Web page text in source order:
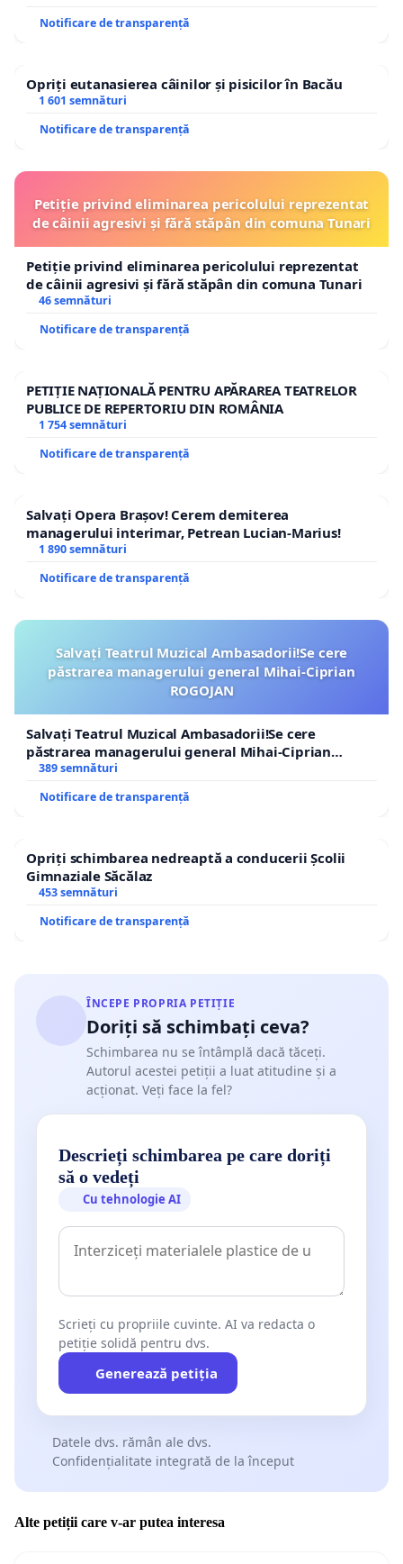
Notificare de transparență
Opriți eutanasierea câinilor și pisicilor în Bacău
1 601 semnături
Notificare de transparență
Petiție privind eliminarea pericolului reprezentat
de câinii agresivi și fără stăpân din comuna Tunari
Petiție privind eliminarea pericolului reprezentat
de câinii agresivi și fără stăpân din comuna Tunari
46 semnături
Notificare de transparență
PETIȚIE NAȚIONALĂ PENTRU APĂRAREA TEATRELOR
PUBLICE DE REPERTORIU DIN ROMÂNIA
1 754 semnături
Notificare de transparență
Salvați Opera Brașov! Cerem demiterea
managerului interimar, Petrean Lucian-Marius!
1 890 semnături
Notificare de transparență
Salvați Teatrul Muzical Ambasadorii!Se cere
păstrarea managerului general Mihai-Ciprian
ROGOJAN
Salvați Teatrul Muzical Ambasadorii!Se cere
păstrarea managerului general Mihai-Ciprian
ROGOJAN
389 semnături
Notificare de transparență
Opriți schimbarea nedreaptă a conducerii Școlii
Gimnaziale Săcălaz
453 semnături
Notificare de transparență
ÎNCEPE PROPRIA PETIȚIE
Doriți să schimbați ceva?
Schimbarea nu se întâmplă dacă tăceți.
Autorul acestei petiții a luat atitudine și a
acționat. Veți face la fel?
Descrieți schimbarea pe care doriți
să o vedeți
Cu tehnologie AI
Scrieți cu propriile cuvinte. AI va redacta o
petiție solidă pentru dvs.
Generează petiția
Datele dvs. rămân ale dvs.
Confidențialitate integrată de la început
Alte petiții care v-ar putea interesa